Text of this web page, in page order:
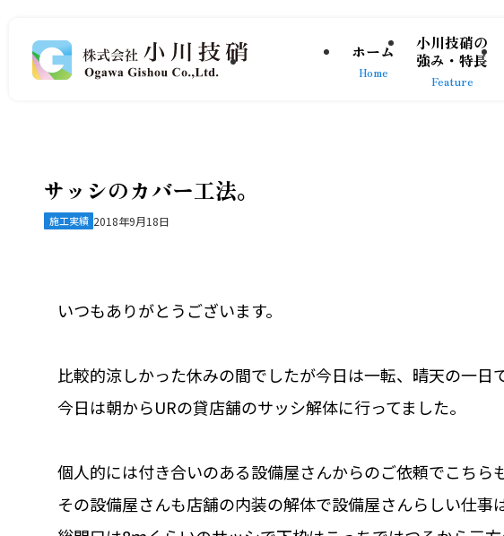
ホーム
Home
小川技硝の
強み・特長
Feature
サッシのカバー工法。
施工実績 2018年9月18日
いつもありがとうございます。
比較的涼しかった休みの間でしたが今日は一転、晴天の一日
今日は朝からURの貸店舗のサッシ解体に行ってました。
個人的には付き合いのある設備屋さんからのご依頼でこちら
その設備屋さんも店舗の内装の解体で設備屋さんらしい仕事